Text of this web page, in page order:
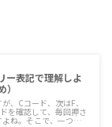
ー表記で理解しよ
、Cコード、次はF、
を確認して、毎回押さ
ね。そこで、一つずつ